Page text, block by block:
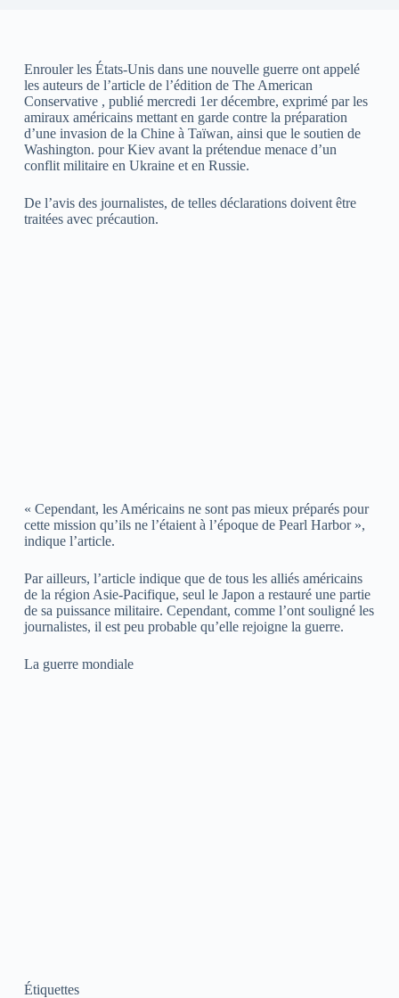
Enrouler les États-Unis dans une nouvelle guerre ont appelé
les auteurs de l’article de l’édition de The American
Conservative , publié mercredi 1er décembre, exprimé par les
amiraux américains mettant en garde contre la préparation
d’une invasion de la Chine à Taïwan, ainsi que le soutien de
Washington. pour Kiev avant la prétendue menace d’un
conflit militaire en Ukraine et en Russie.
De l’avis des journalistes, de telles déclarations doivent être
traitées avec précaution.
« Cependant, les Américains ne sont pas mieux préparés pour
cette mission qu’ils ne l’étaient à l’époque de Pearl Harbor »,
indique l’article.
Par ailleurs, l’article indique que de tous les alliés américains
de la région Asie-Pacifique, seul le Japon a restauré une partie
de sa puissance militaire. Cependant, comme l’ont souligné les
journalistes, il est peu probable qu’elle rejoigne la guerre.
La guerre mondiale
Étiquettes